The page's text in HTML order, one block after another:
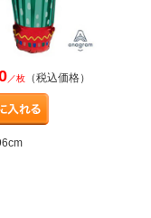
／枚 （税込価格）